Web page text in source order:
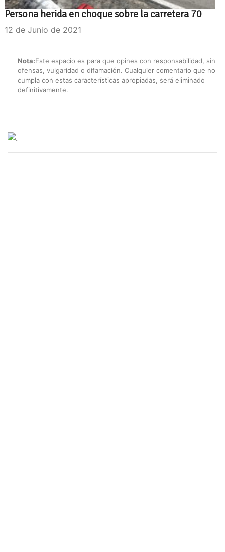
Persona herida en choque sobre la carretera 70
12 de Junio de 2021
Nota:Este espacio es para que opines con responsabilidad, sin
ofensas, vulgaridad o difamación. Cualquier comentario que no
cumpla con estas características apropiadas, será eliminado
definitivamente.